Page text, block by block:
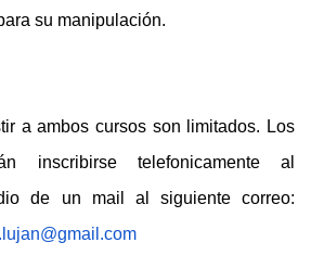
su manipulación.
a ambos cursos son limitados. Los
inscribirse telefonicamente al
de un mail al siguiente correo: